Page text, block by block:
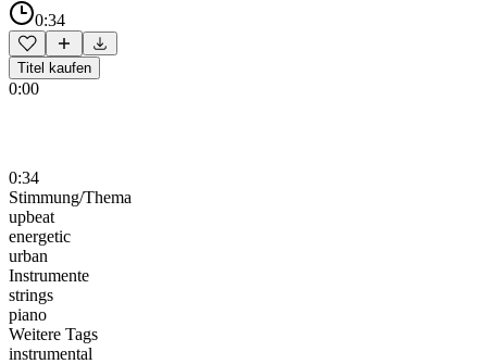
0:34
Titel kaufen
0:00
0:34
Stimmung/Thema
upbeat
energetic
urban
Instrumente
strings
piano
Weitere Tags
instrumental